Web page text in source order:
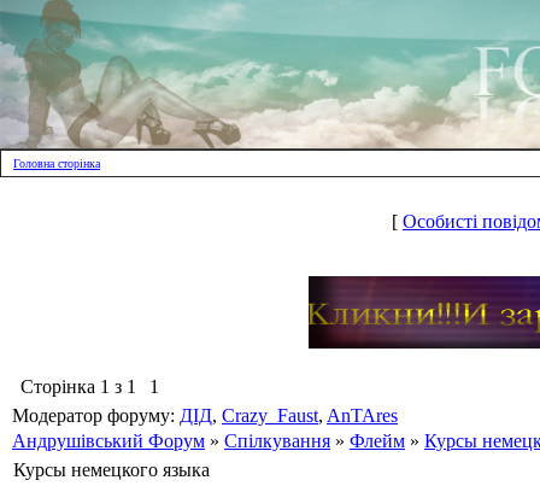
Головна сторінка
[ Особисті
Сторінка 1 з 1
1
Модератор форуму: ДІД, Crazy_Faust, AnTAres
Андрушівський Форум » Спілкування » Флейм » Курсы
Курсы немецкого языка